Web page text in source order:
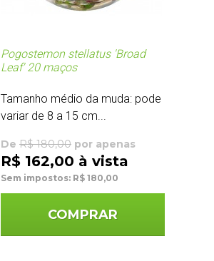
Pogostemon stellatus 'Broad
Leaf' 20 maços
Tamanho médio da muda: pode
variar de 8 a 15 cm...
De R$ 180,00 por apenas
R$ 162,00 à vista
Sem impostos: R$ 180,00
COMPRAR